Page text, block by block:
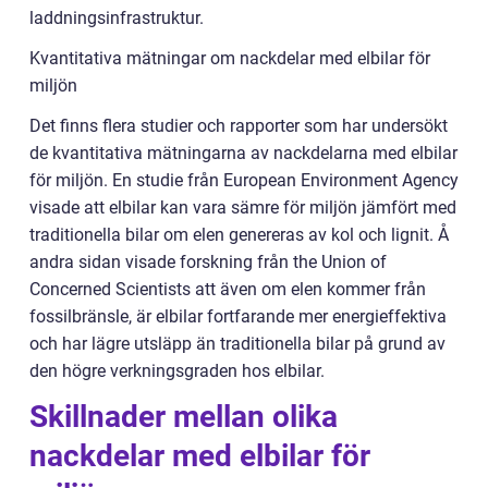
laddningsinfrastruktur.
Kvantitativa mätningar om nackdelar med elbilar för
miljön
Det finns flera studier och rapporter som har undersökt
de kvantitativa mätningarna av nackdelarna med elbilar
för miljön. En studie från European Environment Agency
visade att elbilar kan vara sämre för miljön jämfört med
traditionella bilar om elen genereras av kol och lignit. Å
andra sidan visade forskning från the Union of
Concerned Scientists att även om elen kommer från
fossilbränsle, är elbilar fortfarande mer energieffektiva
och har lägre utsläpp än traditionella bilar på grund av
den högre verkningsgraden hos elbilar.
Skillnader mellan olika
nackdelar med elbilar för